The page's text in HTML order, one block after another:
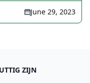
June 29, 2023
ZIJN